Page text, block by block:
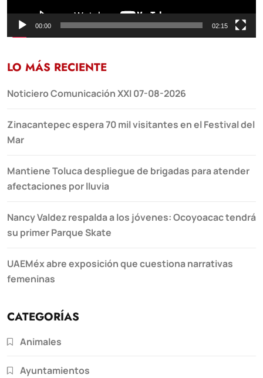
00:00 02:15
LO MÁS RECIENTE
Noticiero Comunicación XXI 07-08-2026
Zinacantepec espera 70 mil visitantes en el Festival del
Mar
Mantiene Toluca despliegue de brigadas para atender
afectaciones por lluvia
Nancy Valdez respalda a los jóvenes: Ocoyoacac tendrá
su primer Parque Skate
UAEMéx abre exposición que cuestiona narrativas
femeninas
CATEGORÍAS
Animales
Ayuntamientos